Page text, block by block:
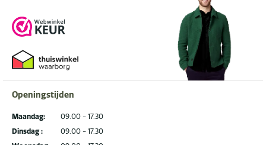
Openingstijden
Maandag:
Dinsdag :
09.00 - 17.30
09.00 - 17.30